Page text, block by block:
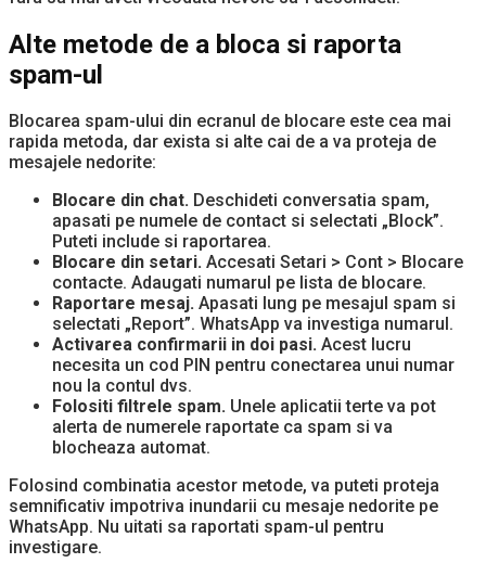
Alte metode de a bloca si raporta
spam-ul
Blocarea spam-ului din ecranul de blocare este cea mai
rapida metoda, dar exista si alte cai de a va proteja de
mesajele nedorite:
Blocare din chat. Deschideti conversatia spam,
apasati pe numele de contact si selectati „Block”.
Puteti include si raportarea.
Blocare din setari. Accesati Setari > Cont > Blocare
contacte. Adaugati numarul pe lista de blocare.
Raportare mesaj. Apasati lung pe mesajul spam si
selectati „Report”. WhatsApp va investiga numarul.
Activarea confirmarii in doi pasi. Acest lucru
necesita un cod PIN pentru conectarea unui numar
nou la contul dvs.
Folositi filtrele spam. Unele aplicatii terte va pot
alerta de numerele raportate ca spam si va
blocheaza automat.
Folosind combinatia acestor metode, va puteti proteja
semnificativ impotriva inundarii cu mesaje nedorite pe
WhatsApp. Nu uitati sa raportati spam-ul pentru
investigare.